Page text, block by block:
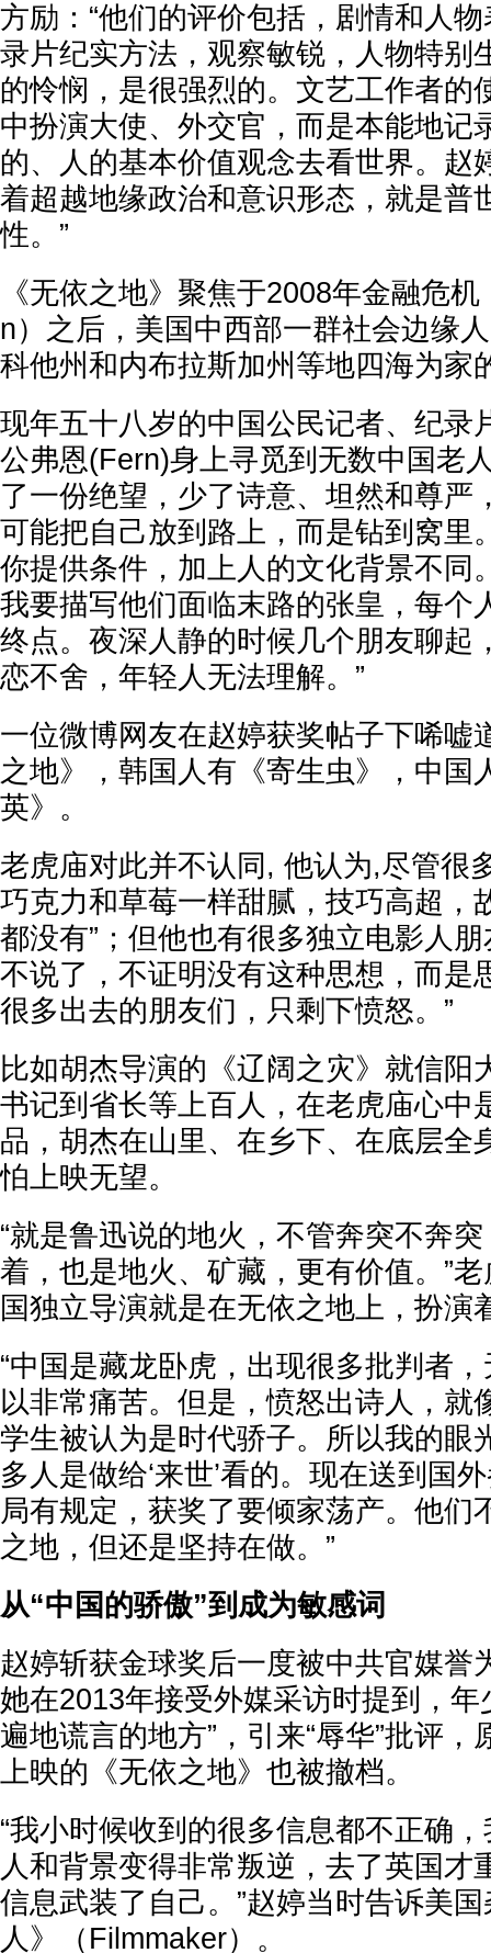
方励：“他们的评价包括，剧情和人
录片纪实方法，观察敏锐，人物特别
的怜悯，是很强烈的。文艺工作者的
中扮演大使、外交官，而是本能地记
的、人的基本价值观念去看世界。赵
着超越地缘政治和意识形态，就是普
性。”
《无依之地》聚焦于2008年金融危
n）之后，美国中西部一群社会边缘
科他州和内布拉斯加州等地四海为家
现年五十八岁的中国公民记者、纪录
公弗恩(Fern)身上寻觅到无数中国老
了一份绝望，少了诗意、坦然和尊严
可能把自己放到路上，而是钻到窝里
你提供条件，加上人的文化背景不同
我要描写他们面临末路的张皇，每个
终点。夜深人静的时候几个朋友聊起
恋不舍，年轻人无法理解。”
一位微博网友在赵婷获奖帖子下唏嘘
之地》，韩国人有《寄生虫》，中国
英》。
老虎庙对此并不认同, 他认为,尽管很
巧克力和草莓一样甜腻，技巧高超，
都没有”；但他也有很多独立电影人
不说了，不证明没有这种思想，而是
很多出去的朋友们，只剩下愤怒。”
比如胡杰导演的《辽阔之灾》就信阳
书记到省长等上百人，在老虎庙心中
品，胡杰在山里、在乡下、在底层全
怕上映无望。
“就是鲁迅说的地火，不管奔突不奔
着，也是地火、矿藏，更有价值。”
国独立导演就是在无依之地上，扮演
“中国是藏龙卧虎，出现很多批判者
以非常痛苦。但是，愤怒出诗人，就
学生被认为是时代骄子。所以我的眼
多人是做给‘来世’看的。现在送到国
局有规定，获奖了要倾家荡产。他们
之地，但还是坚持在做。”
从“中国的骄傲”到成为敏感词
赵婷斩获金球奖后一度被中共官媒誉
她在2013年接受外媒采访时提到，年
遍地谎言的地方”，引来“辱华”批评
上映的《无依之地》也被撤档。
“我小时候收到的很多信息都不正确
人和背景变得非常叛逆，去了英国才
信息武装了自己。”赵婷当时告诉美
人》（Filmmaker）。